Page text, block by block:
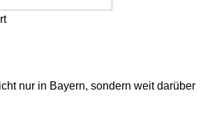
nur in Bayern, sondern weit darüber